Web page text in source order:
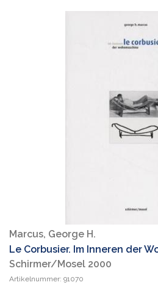
Marcus, George H.
Le Corbusier. Im Inneren der
Schirmer/Mosel 2000
Artikelnummer: 91070